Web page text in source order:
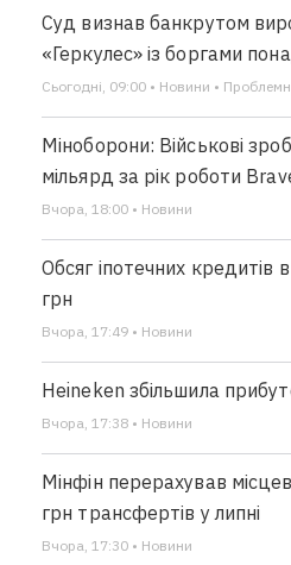
Суд визнав банкрутом
«Геркулес» із боргами
Сьогодні, 09:00 • Новини •
Міноборони: Військові
мільярд за рік роботи
Вчора, 18:00 • Новини
Обсяг іпотечних кредитів
грн
Вчора, 17:49 • Новини
Heineken збільшила
Вчора, 17:38 • Новини
Мінфін перерахував
грн трансфертів у липні
Вчора, 17:30 • Новини